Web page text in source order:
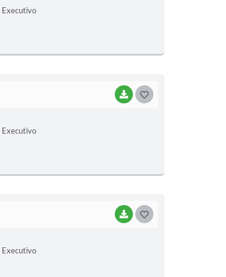
Executivo
BAIXAR
Executivo
BAIXAR
Executivo